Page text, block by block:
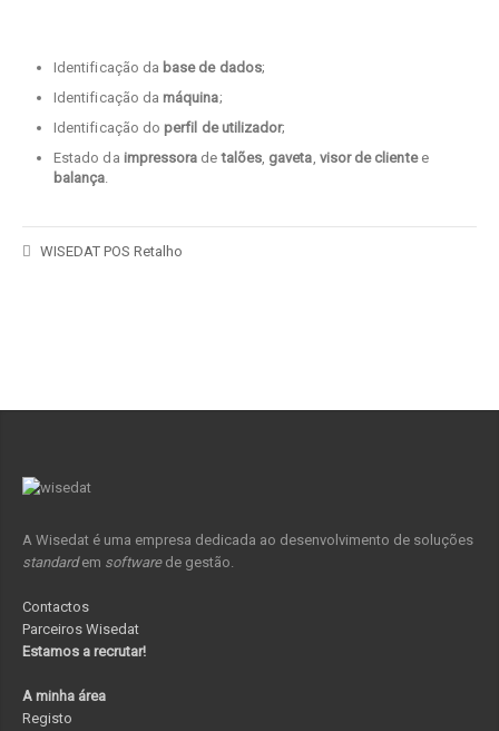
Identificação da base de dados;
Identificação damáquina;
Identificação doperfil de utilizador;
Estado da impressora detalões, gaveta, visor de clientee
balança.
WISEDAT POS Retalho
A Wisedat é uma empresa dedicada ao desenvolvimento de soluções
standardem softwarede gestão.
Contactos
Parceiros Wisedat
Estamos a recrutar!
A minha área
Registo